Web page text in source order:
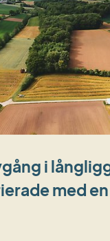
i
med